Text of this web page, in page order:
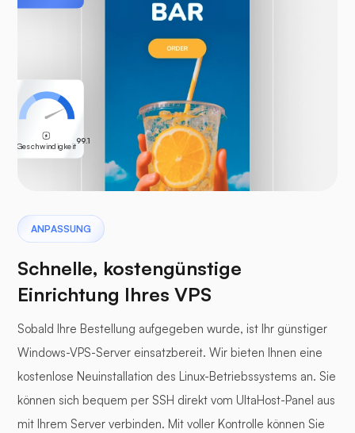
ANPASSUNG
Schnelle, kostengünstige
Einrichtung Ihres VPS
Sobald Ihre Bestellung aufgegeben wurde, ist Ihr günstiger
Windows-VPS-Server einsatzbereit. Wir bieten Ihnen eine
kostenlose Neuinstallation des Linux-Betriebssystems an. Sie
können sich bequem per SSH direkt vom UltaHost-Panel aus
mit Ihrem Server verbinden. Mit voller Kontrolle können Sie
Geschwindigkeit
99.1